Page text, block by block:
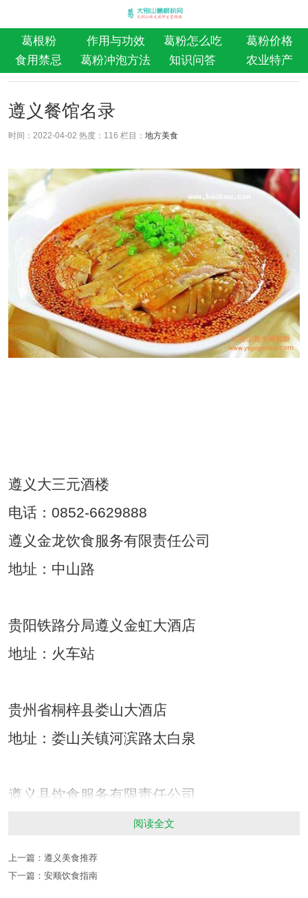
葛根粉 作用与功效 葛粉怎么吃
葛粉价格
食用禁忌
葛粉冲泡方法 知识问答 农业特产
遵义餐馆名录
时间：2022-04-02 热度： 116 栏目： 地方美食
遵义大三元酒楼
电话：0852-6629888
遵义金龙饮食服务有限责任公司
地址：中山路
贵阳铁路分局遵义金虹大酒店
地址：火车站
贵州省桐梓县娄山大酒店
地址：娄山关镇河滨路太白泉
遵义县饮食服务有限责任公司
遵义宏澳娱乐有限责任公司
阅读全文
上一篇： 遵义美食推荐
下一篇： 安顺饮食指南